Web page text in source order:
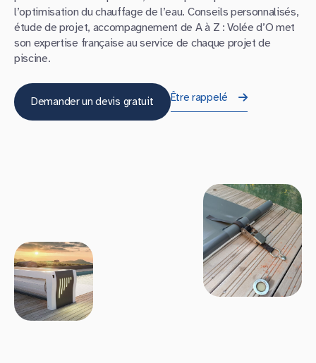
l’optimisation du chauffage de l’eau. Conseils personnalisés,
étude de projet, accompagnement de A à Z : Volée d’O met
son expertise française au service de chaque projet de
piscine.
Demander un devis gratuit Être rappelé